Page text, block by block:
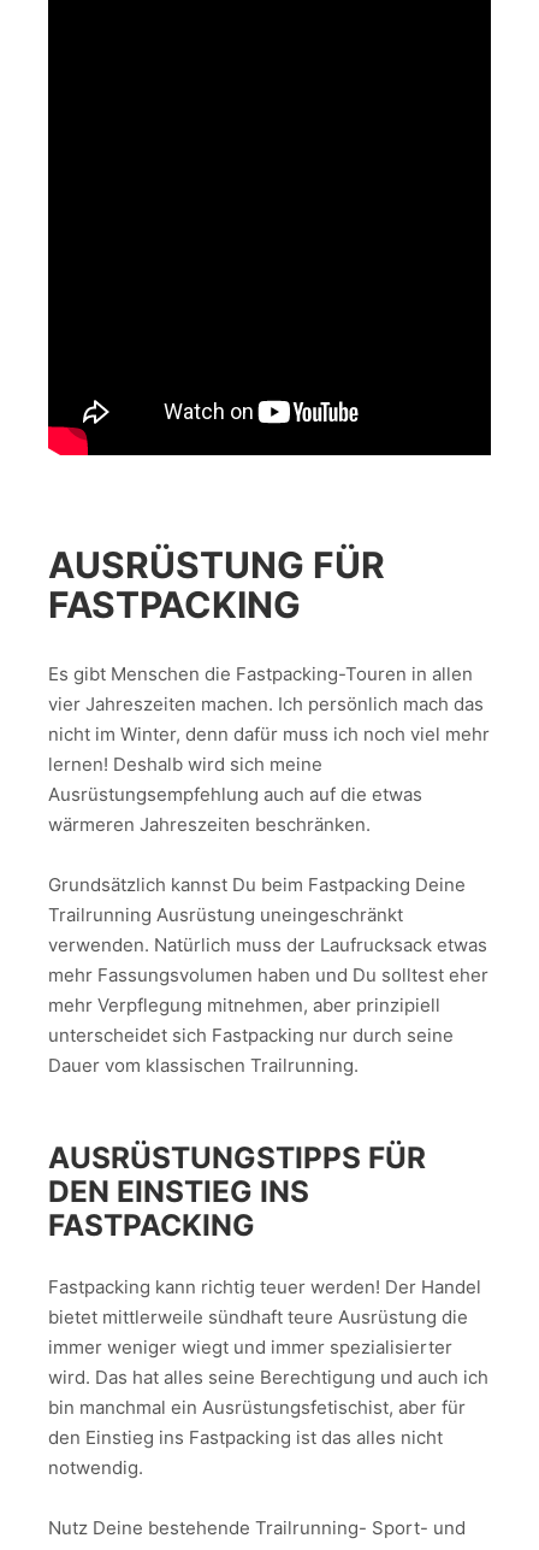
AUSRÜSTUNG FÜR
FASTPACKING
Es gibt Menschen die Fastpacking-Touren in allen
vier Jahreszeiten machen. Ich persönlich mach das
nicht im Winter, denn dafür muss ich noch viel mehr
lernen! Deshalb wird sich meine
Ausrüstungsempfehlung auch auf die etwas
wärmeren Jahreszeiten beschränken.
Grundsätzlich kannst Du beim Fastpacking Deine
Trailrunning Ausrüstung uneingeschränkt
verwenden. Natürlich muss der Laufrucksack etwas
mehr Fassungsvolumen haben und Du solltest eher
mehr Verpflegung mitnehmen, aber prinzipiell
unterscheidet sich Fastpacking nur durch seine
Dauer vom klassischen Trailrunning.
AUSRÜSTUNGSTIPPS FÜR
DEN EINSTIEG INS
FASTPACKING
Fastpacking kann richtig teuer werden! Der Handel
bietet mittlerweile sündhaft teure Ausrüstung die
immer weniger wiegt und immer spezialisierter
wird. Das hat alles seine Berechtigung und auch ich
bin manchmal ein Ausrüstungsfetischist, aber für
den Einstieg ins Fastpacking ist das alles nicht
notwendig.
Nutz Deine bestehende Trailrunning- Sport- und